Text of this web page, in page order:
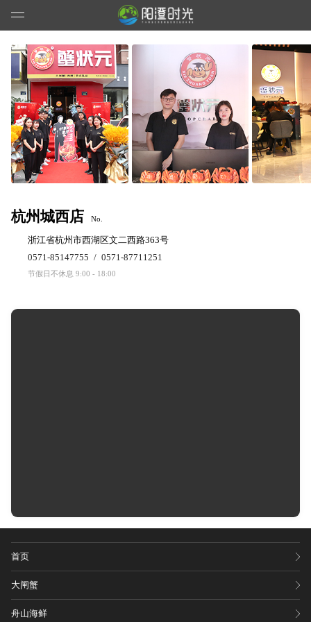
杭州城西店 No.
浙江省杭州市西湖区文二西路363号
0571-85147755 / 0571-87711251
节假日不休息 9:00 - 18:00
首页
大闸蟹
舟山海鲜